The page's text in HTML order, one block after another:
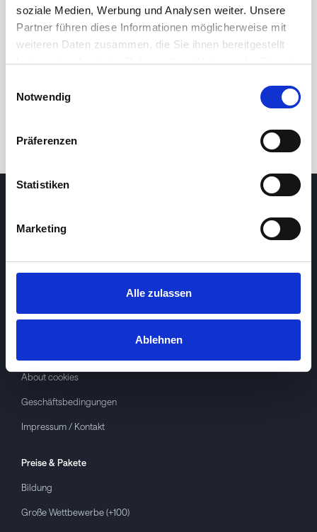
soziale Medien, Werbung und Analysen weiter. Unsere
Partner führen diese Informationen möglicherweise mit
weiteren Daten zusammen, die Sie ihnen bereitgestellt
haben oder die sie im Rahmen Ihrer Nutzung der Dienste
Notwendig
Präferenzen
Statistiken
Marketing
Alle zulassen
Ablehnen
24 Std. 1M 3M 1J 5J
About cookies
Geschäftsbedingungen
Impressum / Kontakt
Preise & Pakete
Bildung
Große Wettbewerbe (+100)